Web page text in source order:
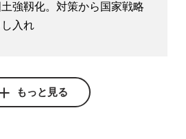
強靱化。対策から国家戦略
入れ
もっと見る